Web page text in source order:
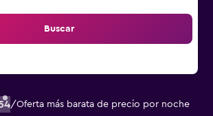
Buscar
/Oferta más barata de precio por noche